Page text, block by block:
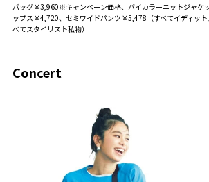
バッグ￥3,960※キャンペーン価格、バイカラーニットジャケ
ップス￥4,720、セミワイドパンツ￥5,478（すべてイディッ
べてスタイリスト私物）
Concert